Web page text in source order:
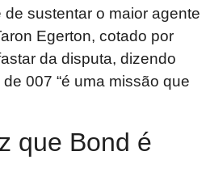
sustentar o maior agente
Egerton, cotado por
da disputa, dizendo
007 “é uma missão que
que Bond é